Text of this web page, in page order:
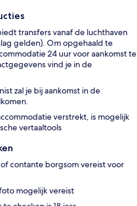
transfers vanaf de luchthaven
gelden). Om opgehaald te
24 uur voor aankomst te
vind je in de
zal je bij aankomst in de
verstrekt, is mogelijk
vertaaltools
contante borgsom vereist voor
mogelijk vereist